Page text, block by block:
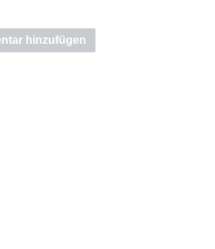
hinzufügen